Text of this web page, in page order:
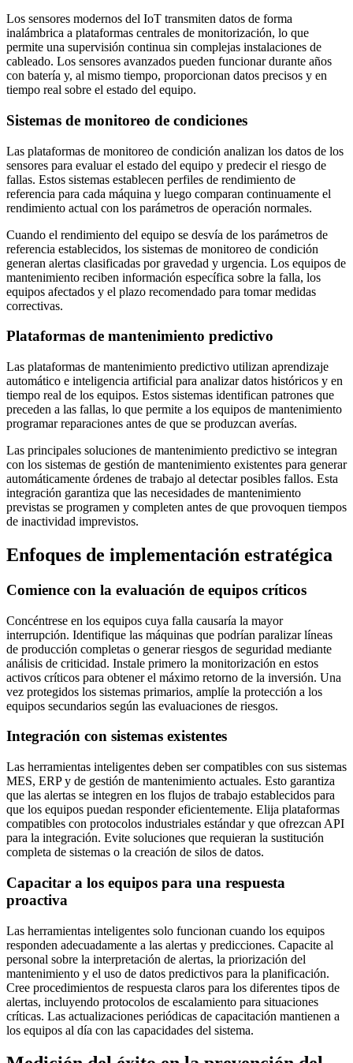
Los sensores modernos del IoT transmiten datos de forma
inalámbrica a plataformas centrales de monitorización, lo que
permite una supervisión continua sin complejas instalaciones de
cableado. Los sensores avanzados pueden funcionar durante años
con batería y, al mismo tiempo, proporcionan datos precisos y en
tiempo real sobre el estado del equipo.
Sistemas de monitoreo de condiciones
Las plataformas de monitoreo de condición analizan los datos de los
sensores para evaluar el estado del equipo y predecir el riesgo de
fallas. Estos sistemas establecen perfiles de rendimiento de
referencia para cada máquina y luego comparan continuamente el
rendimiento actual con los parámetros de operación normales.
Cuando el rendimiento del equipo se desvía de los parámetros de
referencia establecidos, los sistemas de monitoreo de condición
generan alertas clasificadas por gravedad y urgencia. Los equipos de
mantenimiento reciben información específica sobre la falla, los
equipos afectados y el plazo recomendado para tomar medidas
correctivas.
Plataformas de mantenimiento predictivo
Las plataformas de mantenimiento predictivo utilizan aprendizaje
automático e inteligencia artificial para analizar datos históricos y en
tiempo real de los equipos. Estos sistemas identifican patrones que
preceden a las fallas, lo que permite a los equipos de mantenimiento
programar reparaciones antes de que se produzcan averías.
Las principales soluciones de mantenimiento predictivo se integran
con los sistemas de gestión de mantenimiento existentes para generar
automáticamente órdenes de trabajo al detectar posibles fallos. Esta
integración garantiza que las necesidades de mantenimiento
previstas se programen y completen antes de que provoquen tiempos
de inactividad imprevistos.
Enfoques de implementación estratégica
Comience con la evaluación de equipos críticos
Concéntrese en los equipos cuya falla causaría la mayor
interrupción. Identifique las máquinas que podrían paralizar líneas
de producción completas o generar riesgos de seguridad mediante
análisis de criticidad. Instale primero la monitorización en estos
activos críticos para obtener el máximo retorno de la inversión. Una
vez protegidos los sistemas primarios, amplíe la protección a los
equipos secundarios según las evaluaciones de riesgos.
Integración con sistemas existentes
Las herramientas inteligentes deben ser compatibles con sus sistemas
MES, ERP y de gestión de mantenimiento actuales. Esto garantiza
que las alertas se integren en los flujos de trabajo establecidos para
que los equipos puedan responder eficientemente. Elija plataformas
compatibles con protocolos industriales estándar y que ofrezcan API
para la integración. Evite soluciones que requieran la sustitución
completa de sistemas o la creación de silos de datos.
Capacitar a los equipos para una respuesta
proactiva
Las herramientas inteligentes solo funcionan cuando los equipos
responden adecuadamente a las alertas y predicciones. Capacite al
personal sobre la interpretación de alertas, la priorización del
mantenimiento y el uso de datos predictivos para la planificación.
Cree procedimientos de respuesta claros para los diferentes tipos de
alertas, incluyendo protocolos de escalamiento para situaciones
críticas. Las actualizaciones periódicas de capacitación mantienen a
los equipos al día con las capacidades del sistema.